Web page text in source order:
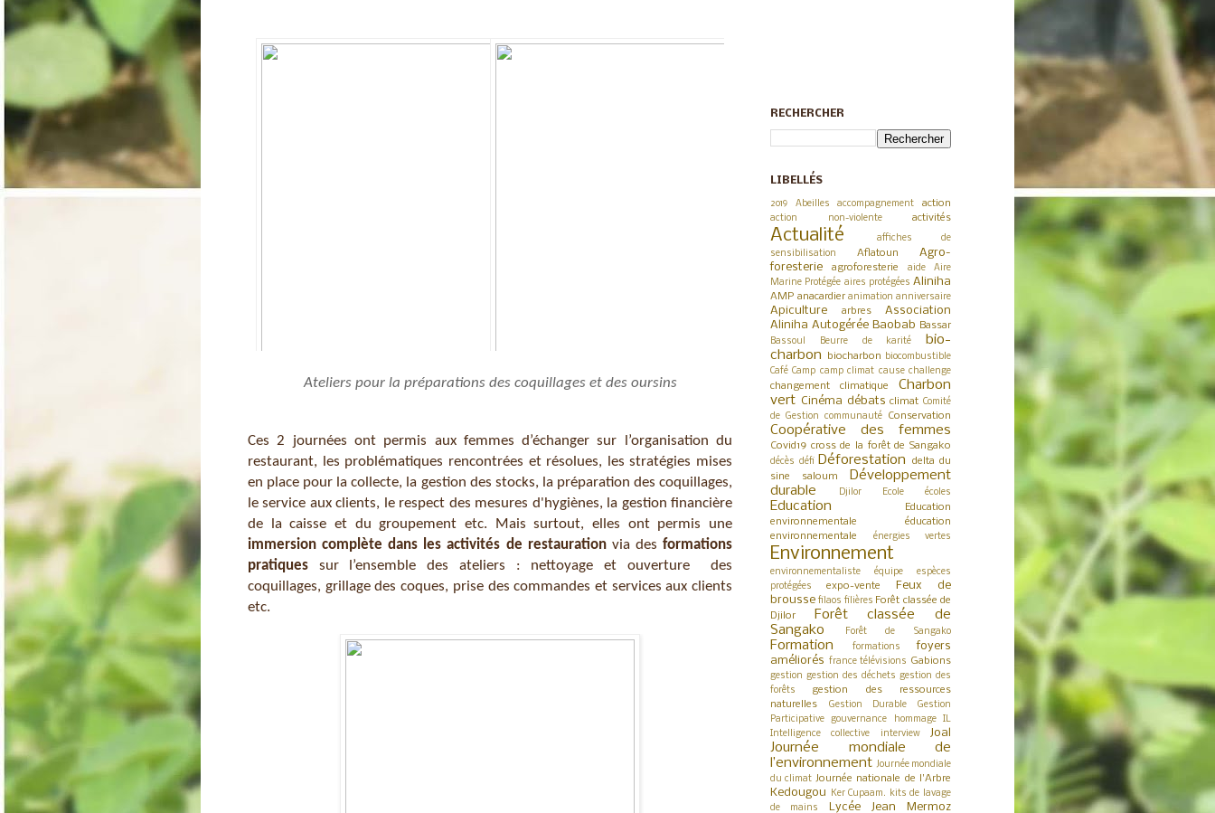
Ateliers pour la préparations des coquillages et des oursins
Ces 2 journées ont permis aux femmes d’échanger sur l’organisation du
restaurant, les problématiques rencontrées et résolues, les stratégies mises
en place pour la collecte, la gestion des stocks, la préparation des coquillages,
le service aux clients, le respect des mesures d'hygiènes, la gestion financière
immersion complète dans les activités de restauration via des formations
pratiques sur l’ensemble des ateliers : nettoyage et ouverture  des
coquillages, grillage des coques, prise des commandes et services aux clients
etc.
RECHERCHER
LIBELLÉS
2019 Abeilles accompagnement action
action non-violente activités
Actualité
affiches de
sensibilisation
Aflatoun
Agro-
foresterie
agroforesterie aide
Aire
Marine Protégée aires protégées Aliniha
AMP anacardier animation anniversaire
Apiculture arbres
Association
Aliniha Autogérée Baobab Bassar
Bassoul Beurre de karité
bio-
charbon
biocharbon biocombustible
Café Camp camp climat cause challenge
changement climatique
Charbon
vert Cinéma débats climat Comité
de Gestion
communauté Conservation
Coopérative des femmes
Covid19 cross de la forêt de Sangako
décès défi Déforestation
delta du
sine saloum
Développement
durable
Djilor Ecole écoles
Education
Education
environnementale
éducation
environnementale
énergies vertes
Environnement
environnementaliste équipe
espèces
protégées
expo-vente
Feux de
brousse filaos filières Forêt classée de
Djilor
Forêt classée de
Sangako
Forêt de Sangako
Formation formations
foyers
améliorés france télévisions Gabions
gestion gestion des déchets gestion des
forêts
gestion des ressources
naturelles
Gestion Durable
Gestion
Participative
gouvernance hommage
IL
Intelligence collective
interview Joal
Journée mondiale de
l’environnement Journée mondiale
du climat Journée nationale de l'Arbre
Kedougou Ker Cupaam.
kits de lavage
de mains
Lycée Jean Mermoz